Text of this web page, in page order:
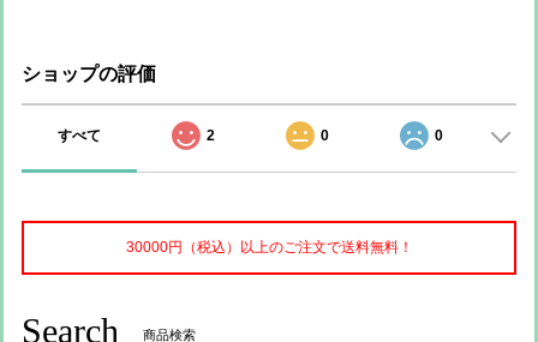
ショップの評価
すべて 2 0 0
30000円（税込）以上のご注文で送料無料！
Search 商品検索